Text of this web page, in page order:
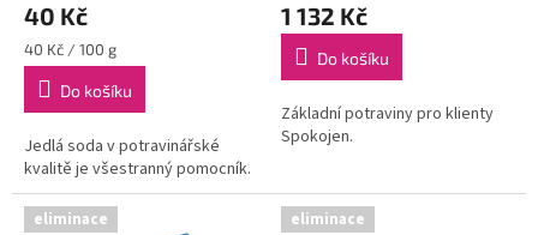
40 Kč
Měrná
cena:
40 Kč / 100 g
Do košíku
Jedlá soda v potravinářské
kvalitě je všestranný pomocník.
1 132 Kč
Do košíku
Základní potraviny pro klienty
Spokojen.
eliminace eliminace